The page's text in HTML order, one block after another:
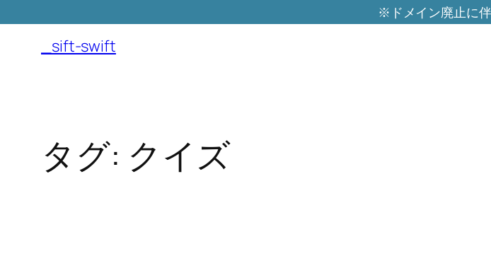
※ドメイン廃止に
_sift-swift
タグ: クイズ